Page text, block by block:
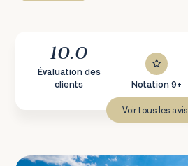
10.0
Évaluation des
clients
Notation 9+
Voir tous les avis